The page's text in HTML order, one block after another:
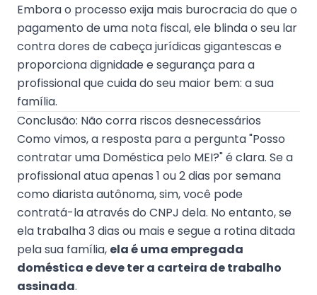
Embora o processo exija mais burocracia do que o
pagamento de uma nota fiscal, ele blinda o seu lar
contra dores de cabeça jurídicas gigantescas e
proporciona dignidade e segurança para a
profissional que cuida do seu maior bem: a sua
família.
Conclusão: Não corra riscos desnecessários
Como vimos, a resposta para a pergunta "Posso
contratar uma Doméstica pelo MEI?" é clara. Se a
profissional atua apenas 1 ou 2 dias por semana
como diarista autônoma, sim, você pode
contratá-la através do CNPJ dela. No entanto, se
ela trabalha 3 dias ou mais e segue a rotina ditada
pela sua família, ela é uma empregada
doméstica e deve ter a carteira de trabalho
assinada.